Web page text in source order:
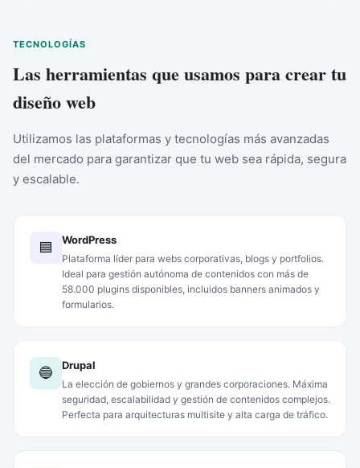
TECNOLOGÍAS
Las herramientas que usamos para crear tu
diseño web
Utilizamos las plataformas y tecnologías más avanzadas
del mercado para garantizar que tu web sea rápida, segura
y escalable.
🟦 WordPress
Plataforma líder para webs corporativas, blogs y portfolios.
Ideal para gestión autónoma de contenidos con más de
58.000 plugins disponibles, incluidos banners animados y
formularios.
🔵 Drupal
La elección de gobiernos y grandes corporaciones. Máxima
seguridad, escalabilidad y gestión de contenidos complejos.
Perfecta para arquitecturas multisite y alta carga de tráfico.